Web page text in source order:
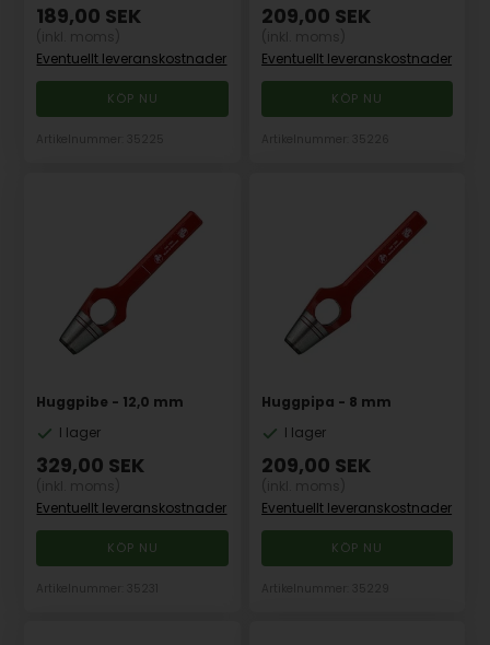
189,00 SEK
Eventuellt leveranskostnader
209,00 SEK
Eventuellt leveranskostnader
Huggpibe - 12,0 mm
I lager
329,00 SEK
Eventuellt leveranskostnader
Huggpipa - 8 mm
I lager
209,00 SEK
Eventuellt leveranskostnader